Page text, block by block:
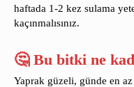
haftada 1-2 kez sulama
kaçınmalısınız.
🤔 Bu bitki ne
Yaprak güzeli, günde en az